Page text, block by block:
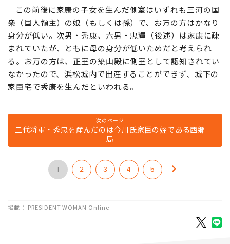
この前後に家康の子女を生んだ側室はいずれも三河の国
衆（国人領主）の娘（もしくは孫）で、お万の方はかなり
身分が低い。次男・秀康、六男・忠輝（後述）は家康に疎
まれていたが、ともに母の身分が低いためだと考えられ
る。お万の方は、正室の築山殿に側室として認知されてい
なかったので、浜松城内で出産することができず、城下の
家臣宅で秀康を生んだといわれる。
次のページ
二代将軍・秀忠を産んだのは今川氏家臣の姪である西郷
局
1 2 3 4 5
掲載： PRESIDENT WOMAN Online